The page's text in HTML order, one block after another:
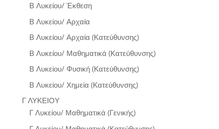
Β Λυκείου/ Έκθεση
Β Λυκείου/ Αρχαία
Β Λυκείου/ Αρχαία (Κατεύθυνσης)
Β Λυκείου/ Μαθηματικά (Κατεύθυνσης)
Β Λυκείου/ Φυσική (Κατεύθυνσης)
Β Λυκείου/ Χημεία (Κατεύθυνσης)
Γ ΛΥΚΕΙΟΥ
Γ Λυκείου/ Μαθηματικά (Γενικής)